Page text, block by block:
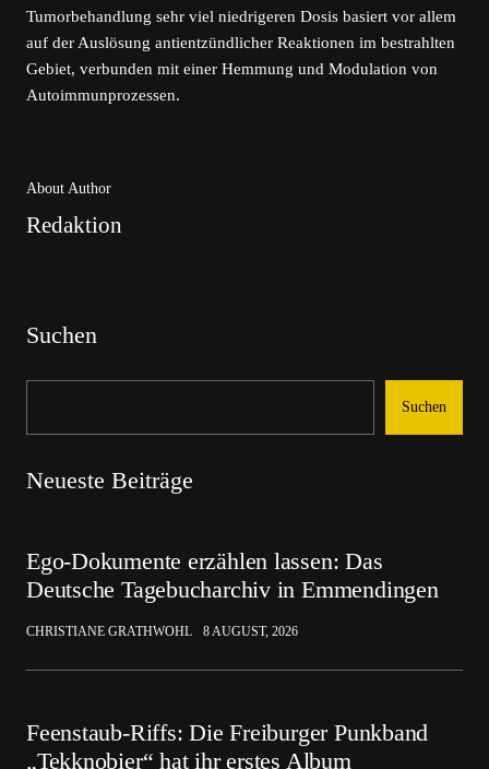
Tumorbehandlung sehr viel niedrigeren Dosis basiert vor allem
auf der Auslösung antientzündlicher Reaktionen im bestrahlten
Gebiet, verbunden mit einer Hemmung und Modulation von
Autoimmunprozessen.
About Author
Redaktion
Suchen
Suchen
Neueste Beiträge
Ego-Dokumente erzählen lassen: Das
Deutsche Tagebucharchiv in Emmendingen
CHRISTIANE GRATHWOHL 8 AUGUST, 2026
Feenstaub-Riffs: Die Freiburger Punkband
„Tekknobier“ hat ihr erstes Album